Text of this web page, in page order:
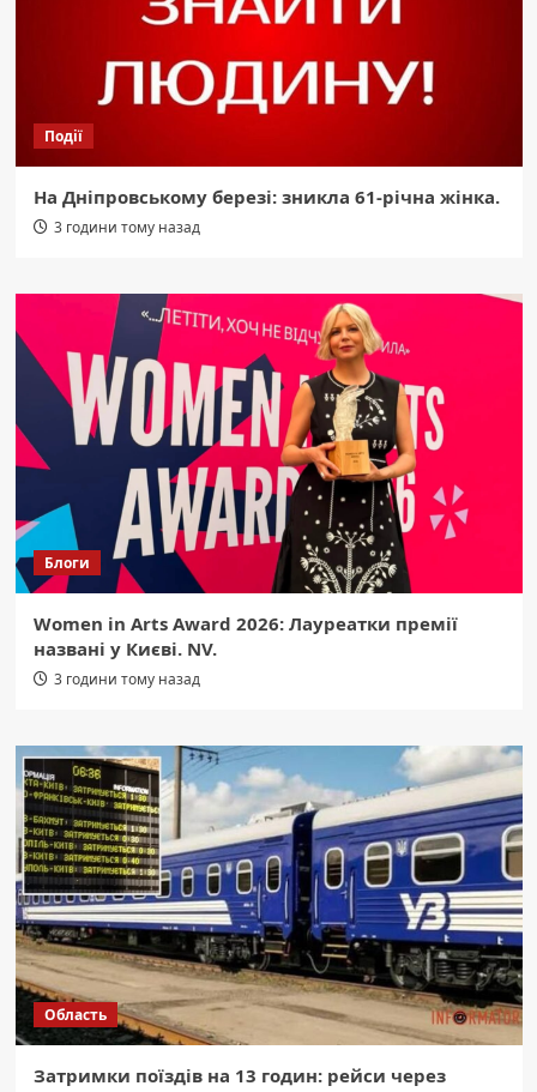
Події
На Дніпровському березі: зникла 61-річна жінка.
3 години тому назад
Блоги
Women in Arts Award 2026: Лауреатки премії
названі у Києві. NV.
3 години тому назад
Область
Затримки поїздів на 13 годин: рейси через